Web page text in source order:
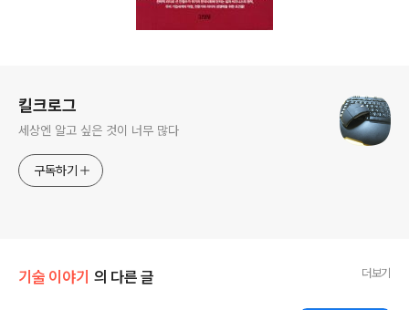
킬크로그
세상엔 알고 싶은 것이 너무 많다
구독하기
기술 이야기 의 다른 글 더보기